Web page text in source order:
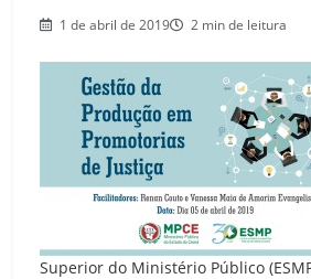
1 de abril de 2019 2 min de leitura
Superior do Ministério Público